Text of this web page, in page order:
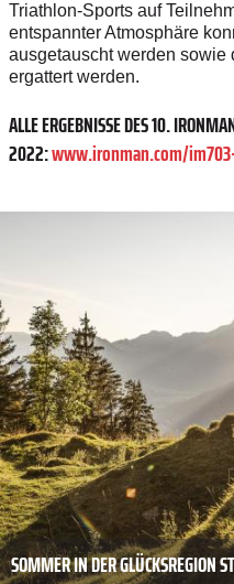
Triathlon-Sports auf
entspannter Atmosphäre
ausgetauscht werden sowie
ergattert werden.
ALLE ERGEBNISSE DES 10.
2022:www.ironman.com/
SOMMER IN DER GLÜCKSREGION